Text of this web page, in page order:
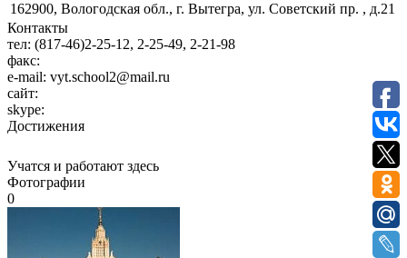
162900, Вологодская обл., г. Вытегра, ул. Советский пр. , д.21
Контакты
тел: (817-46)2-25-12, 2-25-49, 2-21-98
факс:
e-mail: vyt.school2@mail.ru
сайт:
skype:
Достижения
Учатся и работают здесь
Фотографии
0